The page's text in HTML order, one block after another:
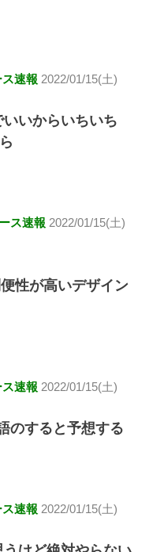
速報 2022/01/15(土)
いからいちいち
ス速報 2022/01/15(土)
性が高いデザイン
速報 2022/01/15(土)
のすると予想する
速報 2022/01/15(土)